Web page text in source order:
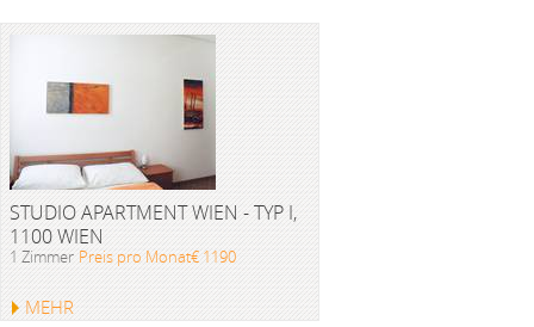
STUDIO APARTMENT WIEN - TYP I,
1100 WIEN
1 Zimmer Preis pro Monat€ 1190
MEHR